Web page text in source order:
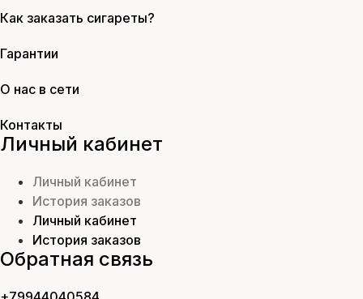
Как заказать сигареты?
Гарантии
О нас в сети
Контакты
Личный кабинет
Личный кабинет
История заказов
Личный кабинет
История заказов
Обратная связь